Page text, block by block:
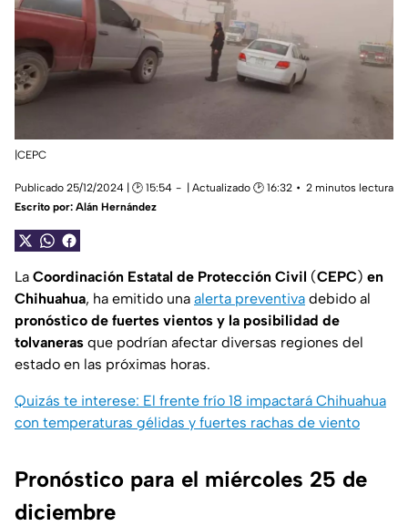
|CEPC
Publicado 25/12/2024 | 🕑 15:54 | Actualizado 🕑 16:32
2 minutos lectura
Escrito por: Alán Hernández
La Coordinación Estatal de Protección Civil (CEPC) en
Chihuahua, ha emitido una alerta preventiva debido al
pronóstico de fuertes vientos y la posibilidad de
tolvaneras que podrían afectar diversas regiones del
estado en las próximas horas.
Quizás te interese: El frente frío 18 impactará Chihuahua
con temperaturas gélidas y fuertes rachas de viento
Pronóstico para el miércoles 25 de
diciembre